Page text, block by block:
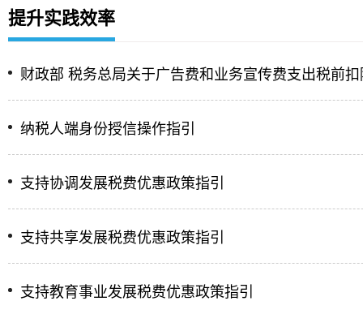
提升实践效率
财政部 税务总局关于广告费和业务宣传费支出税前
纳税人端身份授信操作指引
支持协调发展税费优惠政策指引
支持共享发展税费优惠政策指引
支持教育事业发展税费优惠政策指引